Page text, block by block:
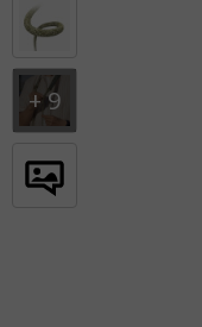
+9